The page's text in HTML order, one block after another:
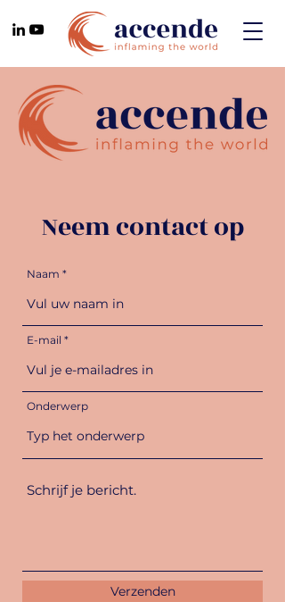
Neem contact op
Naam
E-mail
Onderwerp
Verzenden